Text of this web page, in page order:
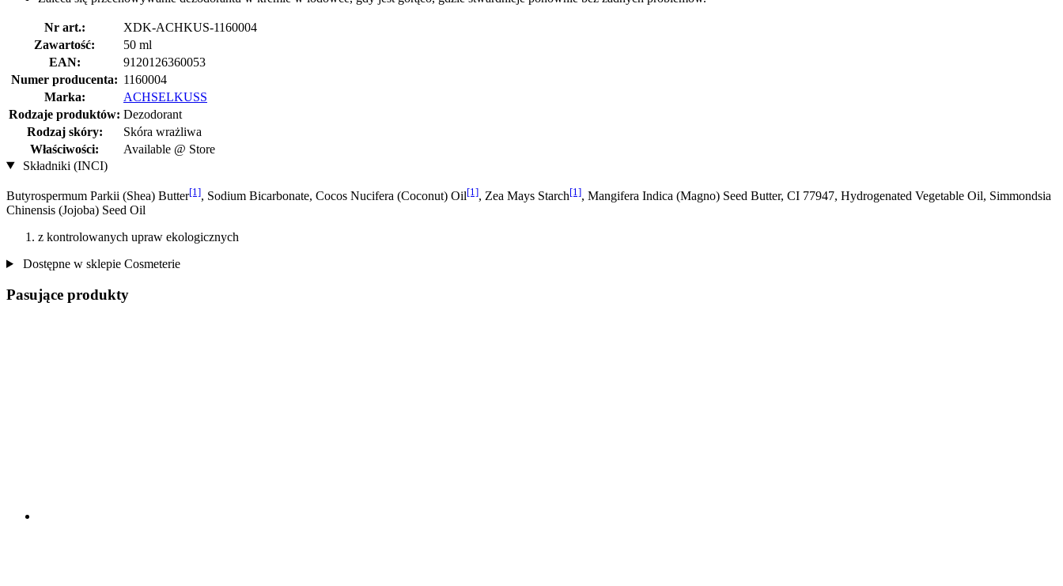
Nr art.:
XDK-ACHKUS-1160004
Zawartość:
50 ml
EAN:
9120126360053
Numer producenta: 1160004
Marka:
ACHSELKUSS
Rodzaje produktów: Dezodorant
Rodzaj skóry:
Skóra wrażliwa
Właściwości:
Available @ Store
Składniki (INCI)
Butyrospermum Parkii (Shea) Butter[1], Sodium Bicarbonate, Cocos Nucifera (Coconut) Oil[1], Zea Mays Starch[1], Mangifera Indica (Magno) Seed Butter, CI 77947, Hydrogenated Vegetable Oil, Simmondsia
Chinensis (Jojoba) Seed Oil
z kontrolowanych upraw ekologicznych
Dostępne w sklepie Cosmeterie
Pasujące produkty